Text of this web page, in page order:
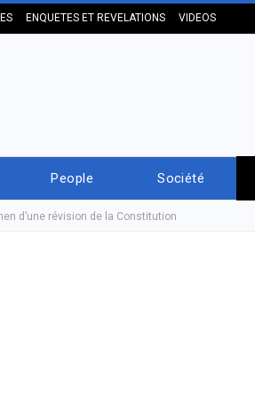
ENQUETES ET REVELATIONS VIDEOS
People Société
d’une révision de la Constitution